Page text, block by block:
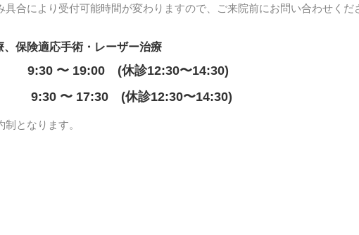
合により受付可能時間が変わりますので、ご来院前にお問い合わせくだ
、保険適応手術・レーザー治療
9:30 〜 19:00 (休診12:30〜14:30)
9:30 〜 17:30 (休診12:30〜14:30)
となります。